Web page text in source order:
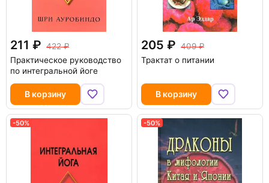
211
422
Практическое руководство
по интегральной йоге
В корзину
205
409
Трактат о питании
В корзину
-50% -50%